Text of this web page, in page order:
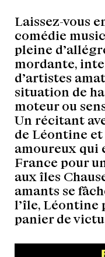
Laissez-vous
comédie
pleine
mordante,
d’artistes
situation de
moteur ou
Un récitant
de Léontine et
amoureux qui
France pour
aux îles
amants se
l’île, Léontine
panier de